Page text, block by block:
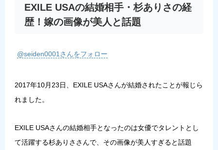
EXILE USAの結婚相手・杉ありさの経
歴！嫁の画像が美人と話題
@seiden0001さんをフォロー
2017年10月23日、EXILE USAさんが結婚されたことが報じら
れました。
EXILE USAさんの結婚相手となったのは女優でタレントとし
て活躍する杉ありささんで、その画像が美人すぎると話題